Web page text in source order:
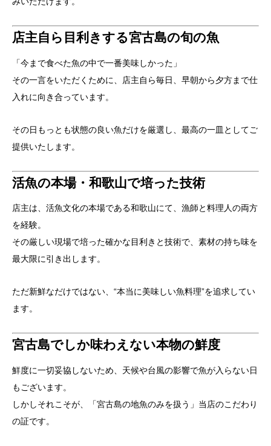
店主自ら目利きする宮古島の旬の魚
「今まで食べた魚の中で一番美味しかった」
その一言をいただくために、店主自ら毎日、早朝から夕方まで仕
入れに向き合っています。
その日もっとも状態の良い魚だけを厳選し、最高の一皿としてご
提供いたします。
活魚の本場・和歌山で培った技術
店主は、活魚文化の本場である和歌山にて、漁師と料理人の両方
を経験。
その厳しい現場で培った確かな目利きと技術で、素材の持ち味を
最大限に引き出します。
ただ新鮮なだけではない、“本当に美味しい魚料理”を追求してい
ます。
宮古島でしか味わえない本物の鮮度
鮮度に一切妥協しないため、天候や台風の影響で魚が入らない日
もございます。
しかしそれこそが、「宮古島の地魚のみを扱う」当店のこだわり
の証です。